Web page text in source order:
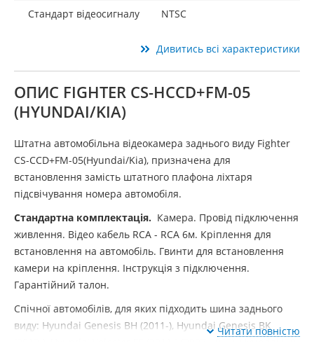
Стандарт відеосигналу
NTSC
Дивитись всі характеристики
ОПИС FIGHTER CS-HCCD+FM-05
(HYUNDAI/KIA)
Штатна автомобільна відеокамера заднього виду Fighter
CS-CCD+FM-05(Hyundai/Kia), призначена для
встановлення замість штатного плафона ліхтаря
підсвічування номера автомобіля.
Стандартна комплектація. Камера. Провід підключення
живлення. Відео кабель RCA - RCA 6м. Кріплення для
встановлення на автомобіль. Гвинти для встановлення
камери на кріплення. Інструкція з підключення.
Гарантійний талон.
Спічної автомобілів, для яких підходить шина заднього
виду: Hyundai Genesis BH (2011-), Hyundai Genesis BK
Читати повністю